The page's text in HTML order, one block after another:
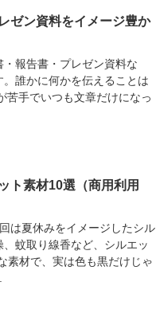
ゼン資料をイメージ豊か
報告書・プレゼン資料な
誰かに何かを伝えることは
苦手でいつも文章だけになっ
ト素材10選（商用利用
は夏休みをイメージしたシル
蚊取り線香など、シルエッ
素材で、実は色も黒だけじゃ